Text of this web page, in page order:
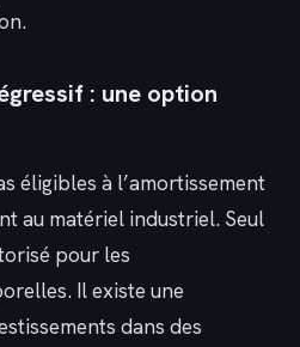
: une option
éligibles à l’amortissement
au matériel industriel. Seul
pour les
Il existe une
dans des